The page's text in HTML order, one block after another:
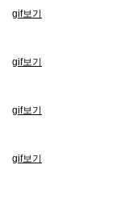
gif보기
gif보기
gif보기
gif보기